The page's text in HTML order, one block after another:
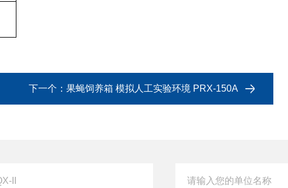
下一个： 果蝇饲养箱 模拟人工实验环境 PRX-150A